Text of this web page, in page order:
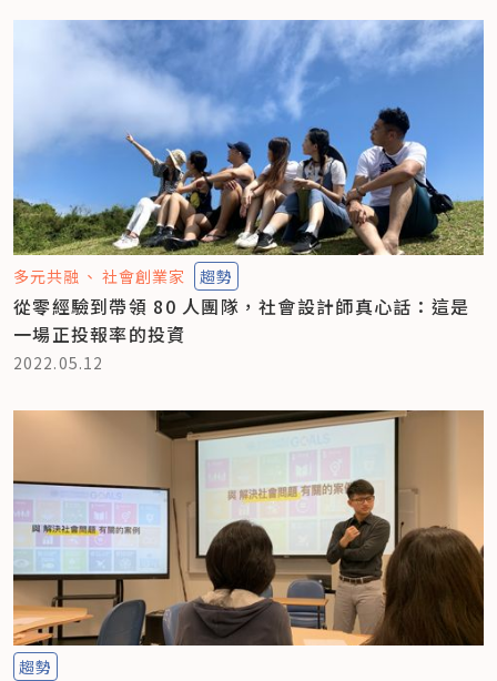
多元共融 社會創業家 趨勢
從零經驗到帶領 80 人團隊，社會設計師真心話：這是
一場正投報率的投資
2022.05.12
趨勢